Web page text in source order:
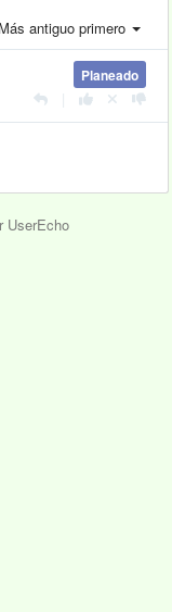
Más antiguo primero
Planeado
UserEcho